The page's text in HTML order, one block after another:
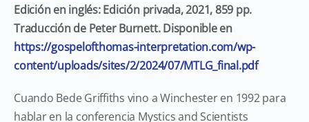
Edición en inglés: Edición privada, 2021, 859 pp.
Traducción de Peter Burnett. Disponible en
https://gospelofthomas-interpretation.com/wp-
content/uploads/sites/2/2024/07/MTLG_final.pdf
Cuando Bede Griffiths vino a Winchester en 1992 para
hablar en la conferencia Mystics and Scientists